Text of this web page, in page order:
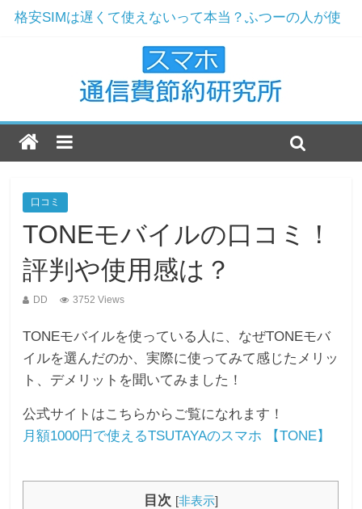
格安SIMは遅くて使えないって本当？ふつーの人が使
ドコモからMNPで楽天モバイルへ！解約と契約の実例
ワイモバイルおすすめ機種2019年版！現役店員が選ぶ
楽天モバイルのおすすめ機種2019年最新版！
ドコモ解約をおすすめする7つの理由！まだ格安SIMじ
口コミ
TONEモバイルの口コミ！
評判や使用感は？
DD 3752 Views
TONEモバイルを使っている人に、なぜTONEモバ
イルを選んだのか、実際に使ってみて感じたメリッ
ト、デメリットを聞いてみました！
公式サイトはこちらからご覧になれます！
月額1000円で使えるTSUTAYAのスマホ 【TONE】
目次 [非表示]